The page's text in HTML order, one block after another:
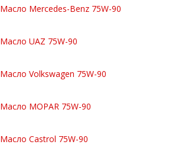
Масло Mercedes-Benz 75W-90
Масло UAZ 75W-90
Масло Volkswagen 75W-90
Масло MOPAR 75W-90
Масло Castrol 75W-90